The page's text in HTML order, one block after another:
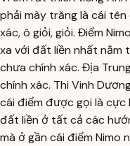
phải mày trăng là cái
xác, ô giỏi, giỏi. Điểm
xa với đất liền nhất nằm
chưa chính xác. Địa
chính xác. Thi Vinh
cái điểm được gọi là
đất liền ở tất cả các
mà ở gần cái điểm Nimo